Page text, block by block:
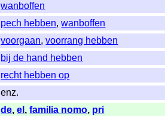
wanboffen
pech hebben,wanboffen
voorgaan,voorrang hebben
bij de hand hebben
recht hebben op
enz.
de,el ,familia nomo, pri